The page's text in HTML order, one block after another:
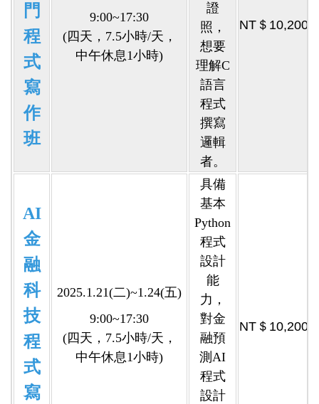
門
程
式
寫
作
班
9:00~17:30
(四天，7.5小時/天，
中午休息1小時)
證
照，
想要
理解C
語言
程式
撰寫
邏輯
者。
NT＄10,200
AI
金
融
科
技
程
式
寫
2025.1.21(二)~1.24(五)
9:00~17:30
(四天，7.5小時/天，
中午休息1小時)
具備
基本
Python
程式
設計
能
力，
對金
融預
測AI
程式
設計
NT＄10,200